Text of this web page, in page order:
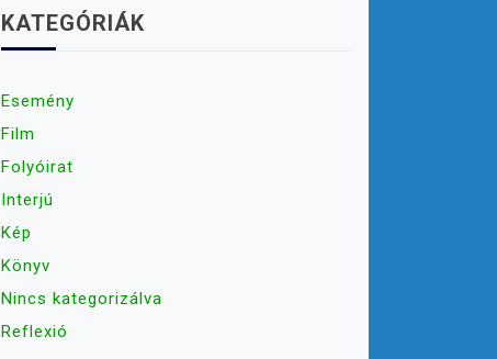
KATEGÓRIÁK
Esemény
Film
Folyóirat
Interjú
Kép
Könyv
Nincs kategorizálva
Reflexió